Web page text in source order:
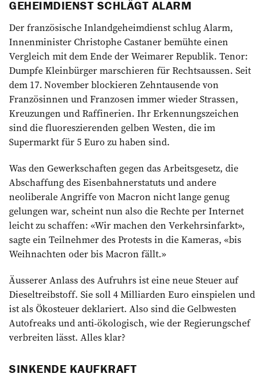
GEHEIMDIENST SCHLÄGT ALARM
Der französische Inlandgeheimdienst schlug Alarm,
Innenminister Christophe Castaner bemühte einen
Vergleich mit dem Ende der Weimarer Republik. Tenor:
Dumpfe Kleinbürger marschieren für Rechtsaussen. Seit
dem 17. November blockieren Zehntausende von
Französinnen und Franzosen immer wieder Strassen,
Kreuzungen und Raffinerien. Ihr Erkennungszeichen
sind die fluoreszierenden gelben Westen, die im
Supermarkt für 5 Euro zu haben sind.
Was den Gewerkschaften gegen das Arbeitsgesetz, die
Abschaffung des Eisenbahnerstatuts und andere
neoliberale Angriffe von Macron nicht lange genug
gelungen war, scheint nun also die Rechte per Internet
leicht zu schaffen: «Wir machen den Verkehrsinfarkt»,
sagte ein Teilnehmer des Protests in die Kameras, «bis
Weihnachten oder bis Macron fällt.»
Äusserer Anlass des Aufruhrs ist eine neue Steuer auf
Dieseltreibstoff. Sie soll 4 Milliarden Euro einspielen und
ist als Ökosteuer deklariert. Also sind die Gelbwesten
Autofreaks und anti-ökologisch, wie der Regierungschef
verbreiten lässt. Alles klar?
SINKENDE KAUFKRAFT